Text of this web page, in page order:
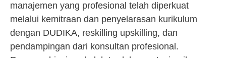
manajemen yang profesional telah diperkuat
melalui kemitraan dan penyelarasan kurikulum
dengan DUDIKA, reskilling upskilling, dan
pendampingan dari konsultan profesional.